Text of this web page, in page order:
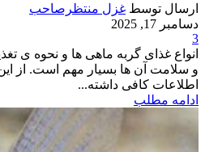
ارسال توسط غزل منتظرصاحب
دسامبر 17, 2025
3
انواع غذای گربه ماهی ها و نحوه ی
و سلامت آن ها بسیار مهم است. از
اطلاعات کافی داشته...
ادامه مطلب